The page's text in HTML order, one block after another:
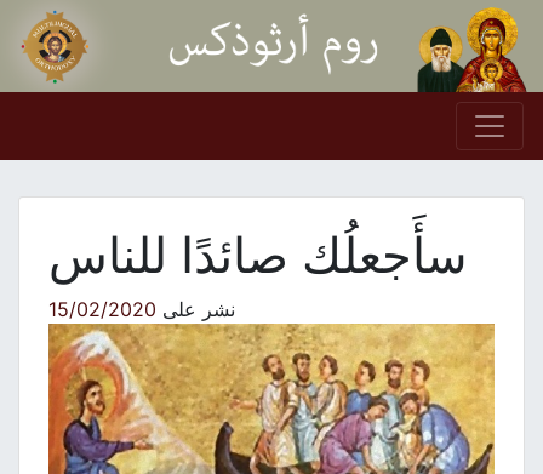
Skip to content
Main Navigation
سأَجعلُك صائدًا للناس
نشر على15/02/2020